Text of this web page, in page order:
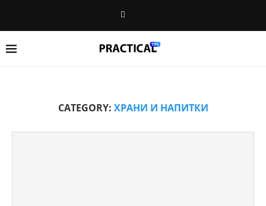
CATEGORY: ХРАНИ И НАПИТКИ